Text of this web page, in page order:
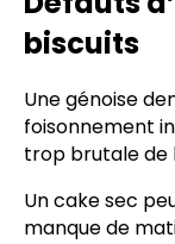
biscuits
Une génoise
foisonnement
trop brutale de
Un cake sec
manque de